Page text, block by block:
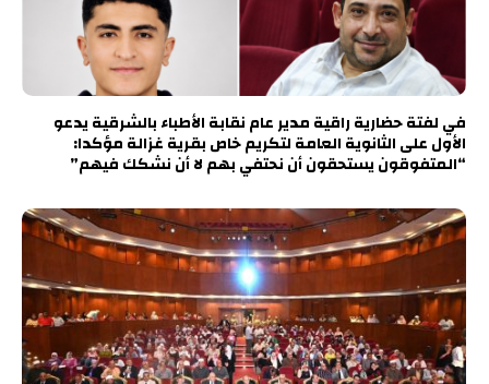
في لفتة حضارية راقية مدير عام نقابة الأطباء بالشرقية يدعو
الأول على الثانوية العامة لتكريم خاص بقرية غزالة مؤكدا:
“المتفوقون يستحقون أن نحتفي بهم لا أن نشكك فيهم”